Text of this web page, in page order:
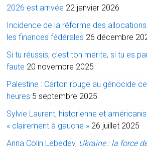
2026 est arrivée 22 janvier 2026
Incidence de la réforme des
les finances fédérales 26 décembre
Si tu réussis, c’est ton mérite, si tu es
faute 20 novembre 2025
Palestine : Carton rouge au génocide
heures 5 septembre 2025
Sylvie Laurent, historienne et
« clairement à gauche » 26 juillet 2025
Anna Colin Lebedev, Ukraine : la force